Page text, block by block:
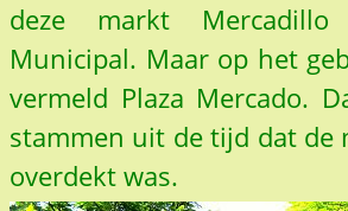
deze markt
Municipal. Maar op het
vermeld Plaza Mercado.
stammen uit de tijd dat de
overdekt was.